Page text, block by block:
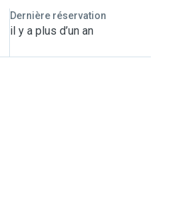
Dernière réservation
il y a plus d’un an